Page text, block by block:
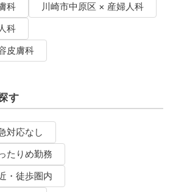
科
川崎市中原区 × 産婦人科
科
皮膚科
す
対応なし
たりめ勤務
・徒歩圏内